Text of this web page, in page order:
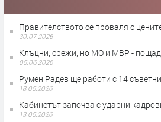
Правителството се проваля с
30.07.2026
Клъцни, срежи, но МО и МВР -
05.06.2026
Румен Радев ще работи с 14
18.05.2026
Кабинетът започва с ударни
13.05.2026